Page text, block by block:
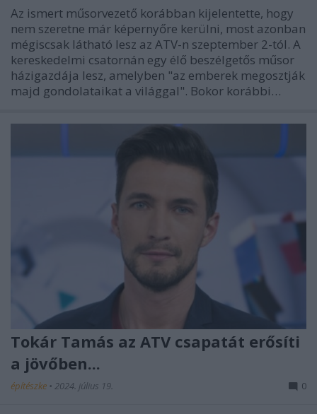
Az ismert műsorvezető korábban kijelentette, hogy
nem szeretne már képernyőre kerülni, most azonban
mégiscsak látható lesz az ATV-n szeptember 2-tól. A
kereskedelmi csatornán egy élő beszélgetős műsor
házigazdája lesz, amelyben "az emberek megosztják
majd gondolataikat a világgal". Bokor korábbi…
Tokár Tamás az ATV csapatát erősíti
a jövőben...
építészke • 2024. július 19. 0